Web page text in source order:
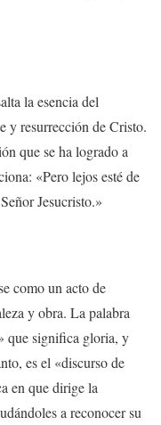
la esencia del
y resurrección de Cristo.
que se ha logrado a
«Pero lejos esté de
Jesucristo.»
como un acto de
y obra. La palabra
que significa gloria, y
es el «discurso de
en que dirige la
a reconocer su